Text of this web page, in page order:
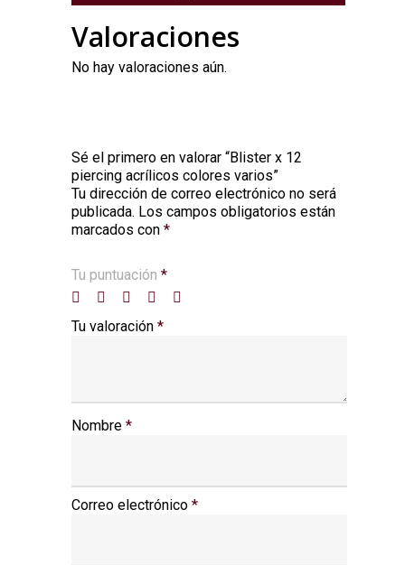
Valoraciones
No hay valoraciones aún.
Sé el primero en valorar “Blister x 12
piercing acrílicos colores varios”
Tu dirección de correo electrónico no será
publicada. Los campos obligatorios están
marcados con *
Tu puntuación *
Tu valoración *
Nombre *
Correo electrónico *
Alternative: